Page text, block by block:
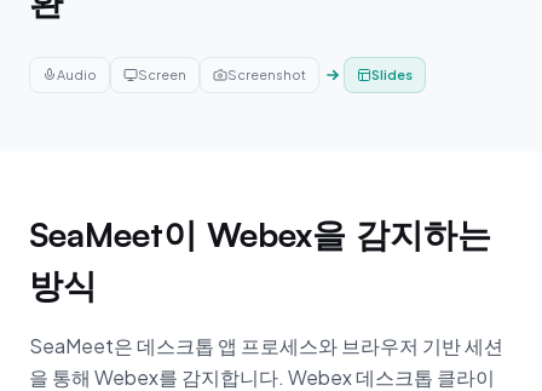
Audio Screen Screenshot Slides
SeaMeet이 Webex을 감지하는
방식
SeaMeet은 데스크톱 앱 프로세스와 브라우저 기반 세션
을 통해 Webex를 감지합니다. Webex 데스크톱 클라이